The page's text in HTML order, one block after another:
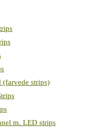
(farvede strips)
m. LED strips